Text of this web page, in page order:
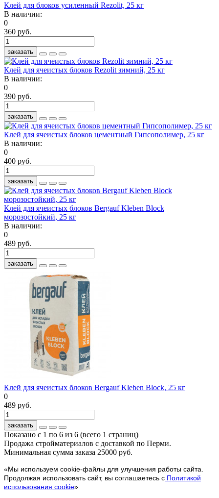
Клей для блоков усиленный Rezolit, 25 кг
В наличии:
0
360 руб.
заказать
Клей для ячеистых блоков Rezolit зимний, 25 кг
В наличии:
0
390 руб.
заказать
Клей для ячеистых блоков цементный Гипсополимер, 25 кг
В наличии:
0
400 руб.
заказать
Клей для ячеистых блоков Bergauf Kleben Block
морозостойкий, 25 кг
В наличии:
0
489 руб.
заказать
Клей для ячеистых блоков Bergauf Kleben Block, 25 кг
0
489 руб.
заказать
Показано с 1 по 6 из 6 (всего 1 страниц)
Продажа стройматериалов с доставкой по Перми.
Минимальная сумма заказа 25000 руб.
«Мы используем cookie-файлы для улучшения работы сайта.
Продолжая использовать сайт, вы соглашаетесь с Политикой
использования cookie»